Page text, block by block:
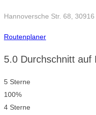
Hannoversche Str. 68,
Routenplaner
5.0 Durchschnitt auf
5 Sterne
100%
4 Sterne